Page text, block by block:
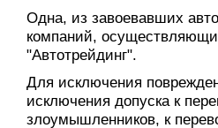
Одна, из завоевавших
компаний,
"Автотрейдинг".
Для исключения
исключения допуска к
злоумышленников, к